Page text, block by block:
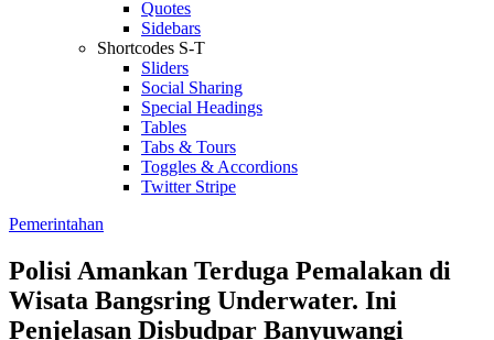
Quotes
Sidebars
Shortcodes S-T
Sliders
Social Sharing
Special Headings
Tables
Tabs & Tours
Toggles & Accordions
Twitter Stripe
Pemerintahan
Polisi Amankan Terduga Pemalakan di
Wisata Bangsring Underwater. Ini
Penjelasan Disbudpar Banyuwangi